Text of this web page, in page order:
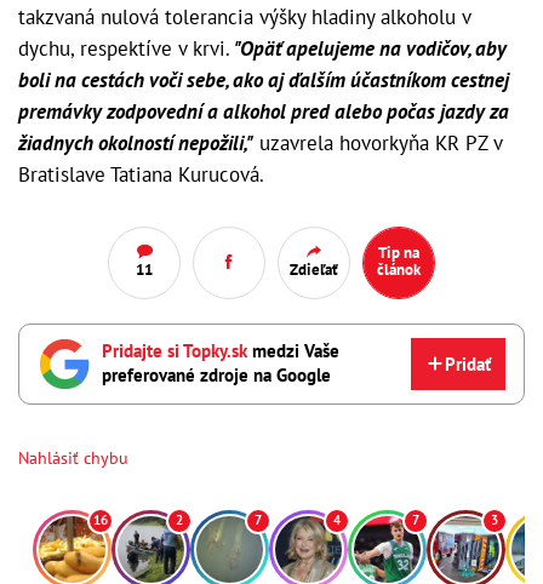
takzvaná nulová tolerancia výšky hladiny alkoholu v
dychu, respektíve v krvi. "Opäť apelujeme na vodičov, aby
boli na cestách voči sebe, ako aj ďalším účastníkom cestnej
premávky zodpovední a alkohol pred alebo počas jazdy za
žiadnych okolností nepožili," uzavrela hovorkyňa KR PZ v
Bratislave Tatiana Kurucová.
11 Zdieľať
Tip na
článok
Pridajte si Topky.skmedzi Vaše
preferované zdroje na Google
Pridať
Nahlásiť chybu
16 2 7 4 7 3